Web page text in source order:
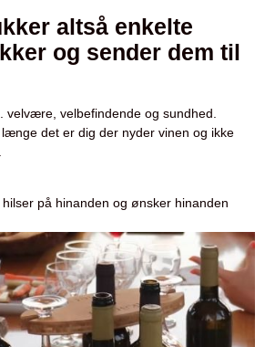
altså enkelte
og sender dem til
velvære, velbefindende og sundhed.
det er dig der nyder vinen og ikke
på hinanden og ønsker hinanden